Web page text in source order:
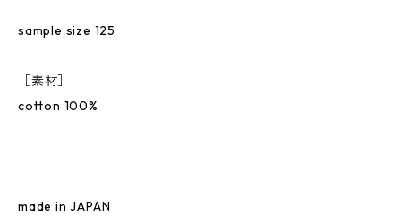
sample size 125
［素材］
cotton 100%
made in JAPAN